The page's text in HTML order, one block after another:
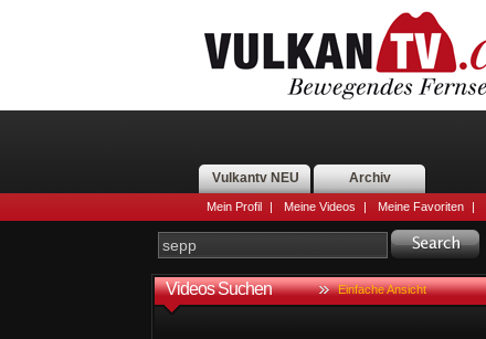
Vulkantv NEU Archiv
Mein Profil | Meine Videos | Meine Favoriten |
Videos Suchen Einfache Ansicht